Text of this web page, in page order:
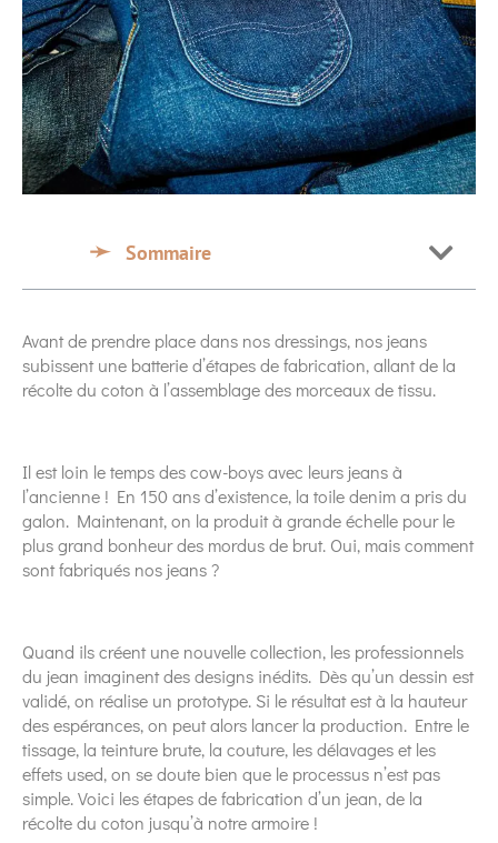
Sommaire
Avant de prendre place dans nos dressings, nos jeans
subissent une batterie d’étapes de fabrication, allant de la
récolte du coton à l’assemblage des morceaux de tissu.
Il est loin le temps des cow-boys avec leurs jeans à
l’ancienne ! En 150 ans d’existence, la toile denim a pris du
galon. Maintenant, on la produit à grande échelle pour le
plus grand bonheur des mordus de brut. Oui, mais comment
sont fabriqués nos jeans ?
Quand ils créent une nouvelle collection, les professionnels
du jean imaginent des designs inédits. Dès qu’un dessin est
validé, on réalise un prototype. Si le résultat est à la hauteur
des espérances, on peut alors lancer la production. Entre le
tissage, la teinture brute, la couture, les délavages et les
effets used, on se doute bien que le processus n’est pas
simple. Voici les étapes de fabrication d’un jean, de la
récolte du coton jusqu’à notre armoire !